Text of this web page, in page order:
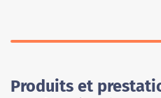
Produits et